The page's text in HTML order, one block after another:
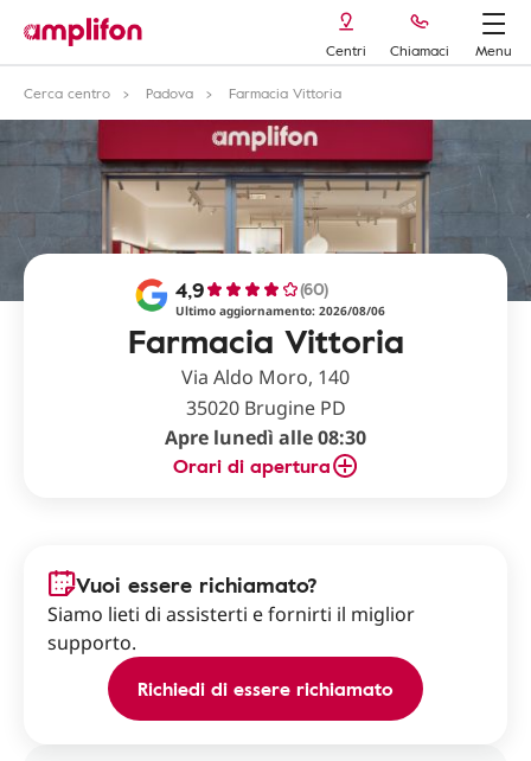
Centri Chiamaci
Menu
Cerca centro
Padova Farmacia Vittoria
Farmacia Vittoria
4,9 (60)
Ultimo aggiornamento: 2026/08/06
Via Aldo Moro, 140
35020 Brugine PD
Apre lunedì alle 08:30
Orari di apertura
Vuoi essere richiamato?
Siamo lieti di assisterti e fornirti il miglior
supporto.
Richiedi di essere richiamato